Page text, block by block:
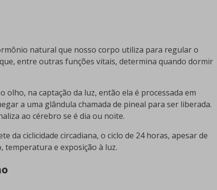
natural que nosso corpo utiliza para regular o
entre outras funções vitais, determina quando dormir
olho, na captação da luz, então ela é processada em
a uma glândula chamada de pineal para ser liberada.
ao cérebro se é dia ou noite.
da ciclicidade circadiana, o ciclo de 24 horas, apesar de
e exposição à luz.